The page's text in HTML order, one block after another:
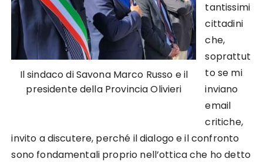
Il sindaco di Savona Marco Russo e il
presidente della Provincia Olivieri
tantissimi
cittadini
che,
soprattut
to se mi
inviano
email
critiche,
invito a discutere, perché il dialogo e il confronto
sono fondamentali proprio nell’ottica che ho detto